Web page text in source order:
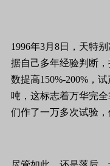
1996年3月8日，天特
据自己多年经验判断
数提高150%-200%，
吨，这标志着万华完
们作了一万多次试验，